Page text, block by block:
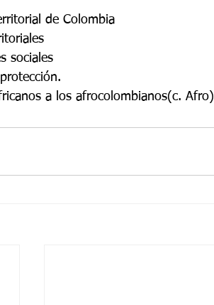
de Colombia
sociales
a los afrocolombianos(c. Afro)